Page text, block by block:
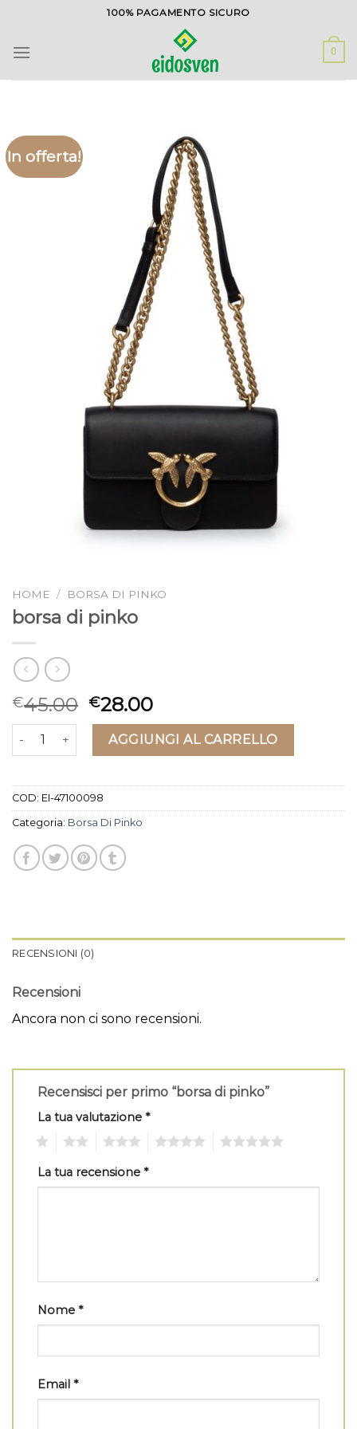
contenuti
100% PAGAMENTO SICURO
0
In offerta!
HOME / BORSA DI PINKO
borsa di pinko
€45.00 €28.00
borsa di pinko quantitàAGGIUNGI AL CARRELLO
COD: EI-47100098
Categoria: Borsa Di Pinko
RECENSIONI (0)
Recensioni
Ancora non ci sono recensioni.
Recensisci per primo “borsa di pinko”
La tua valutazione *
La tua recensione *
Nome *
Email *